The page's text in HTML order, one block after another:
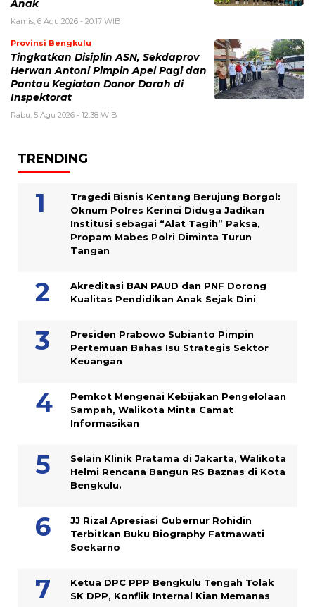
Anak
Kamis, 6 Agu 2026 - 20:17 WIB
Provinsi Bengkulu
Tingkatkan Disiplin ASN, Sekdaprov
Herwan Antoni Pimpin Apel Pagi dan
Pantau Kegiatan Donor Darah di
Inspektorat
Rabu, 5 Agu 2026 - 12:38 WIB
TRENDING
Tragedi Bisnis Kentang Berujung Borgol:
Oknum Polres Kerinci Diduga Jadikan
Institusi sebagai “Alat Tagih” Paksa,
Propam Mabes Polri Diminta Turun
Tangan
Akreditasi BAN PAUD dan PNF Dorong
Kualitas Pendidikan Anak Sejak Dini
Presiden Prabowo Subianto Pimpin
Pertemuan Bahas Isu Strategis Sektor
Keuangan
Pemkot Mengenai Kebijakan Pengelolaan
Sampah, Walikota Minta Camat
Informasikan
Selain Klinik Pratama di Jakarta, Walikota
Helmi Rencana Bangun RS Baznas di Kota
Bengkulu.
JJ Rizal Apresiasi Gubernur Rohidin
Terbitkan Buku Biography Fatmawati
Soekarno
Ketua DPC PPP Bengkulu Tengah Tolak
SK DPP, Konflik Internal Kian Memanas